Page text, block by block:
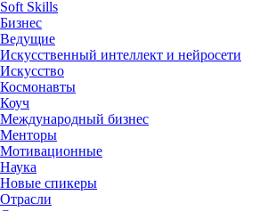
Soft Skills
Бизнес
Ведущие
Искусственный интеллект и нейросети
Искусство
Космонавты
Коуч
Международный бизнес
Менторы
Мотивационные
Наука
Новые спикеры
Отрасли